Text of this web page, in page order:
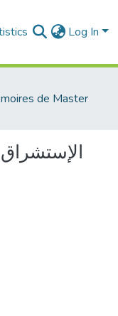
Log In
de Master